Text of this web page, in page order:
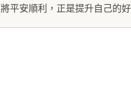
將平安順利，正是提升自己的